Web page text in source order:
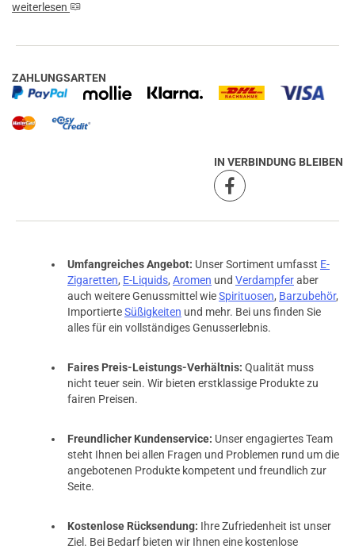
weiterlesen
ZAHLUNGSARTEN
IN VERBINDUNG BLEIBEN
Umfangreiches Angebot: Unser Sortiment umfasst E-
Zigaretten, E-Liquids, Aromen und Verdampferaber
auch weitere Genussmittel wieSpirituosen, Barzubehör,
ImportierteSüßigkeiten und mehr. Bei uns finden Sie
alles für ein vollständiges Genusserlebnis.
Faires Preis-Leistungs-Verhältnis: Qualität muss
nicht teuer sein. Wir bieten erstklassige Produkte zu
fairen Preisen.
Freundlicher Kundenservice: Unser engagiertes Team
steht Ihnen bei allen Fragen und Problemen rund um die
angebotenen Produkte kompetent und freundlich zur
Seite.
Kostenlose Rücksendung: Ihre Zufriedenheit ist unser
Ziel. Bei Bedarf bieten wir Ihnen eine kostenlose